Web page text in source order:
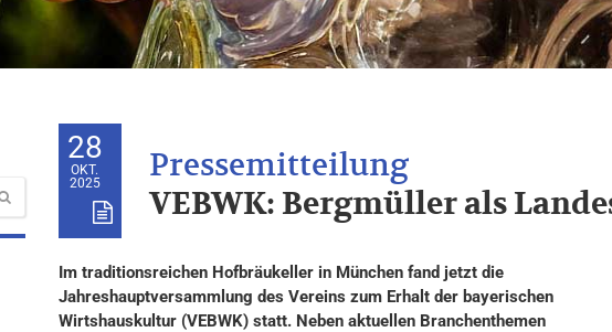
28
OKT.
2025
VEBWK: Bergmüller als
Im traditionsreichen Hofbräukeller in München fand jetzt die
Jahreshauptversammlung des Vereins zum Erhalt der bayerischen
Wirtshauskultur (VEBWK) statt. Neben aktuellen Branchenthemen